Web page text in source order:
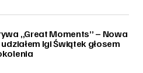
„Great Moments” – Nowa
Igi Świątek głosem